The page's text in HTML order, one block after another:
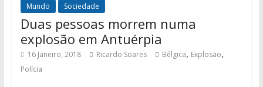
Mundo Sociedade
Duas pessoas morrem numa
explosão em Antuérpia
16 Janeiro, 2018 Ricardo Soares Bélgica, Explosão,
Polícia